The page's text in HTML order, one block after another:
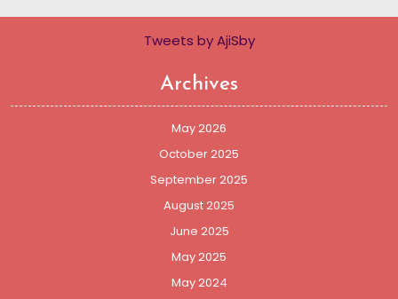
Tweets by AjiSby
Archives
May 2026
October 2025
September 2025
August 2025
June 2025
May 2025
May 2024